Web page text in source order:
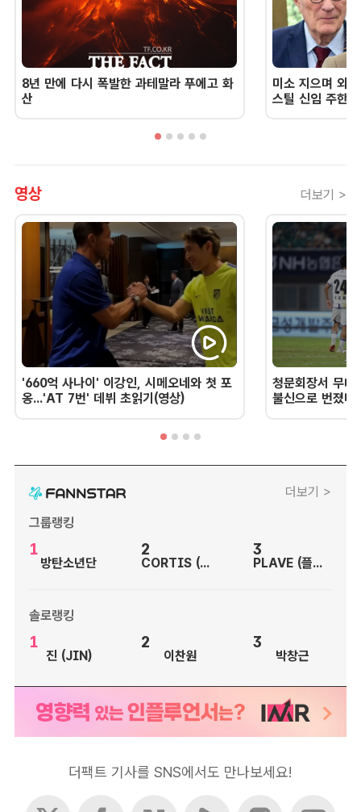
8년 만에 다시 폭발한 과테말라 푸에고 화
산
미소 지으며 외
스틸 신임 주한
영상 더보기 >
'660억 사나이' 이강인, 시메오네와 첫 포
옹...'AT 7번' 데뷔 초읽기(영상)
청문회장서 무너
불신으로 번졌
더보기 >
그룹랭킹
1
방탄소년단
2
CORTIS (코르티스)
3
PLAVE (플레이브)
솔로랭킹
1
진 (JIN)
2
이찬원
3
박창근
더팩트 기사를 SNS에서도 만나보세요!